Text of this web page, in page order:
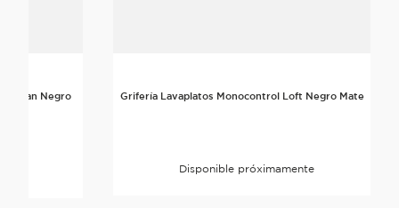
Urban Negro Grifería Lavaplatos Monocontrol Loft Negro Mate
Disponible próximamente